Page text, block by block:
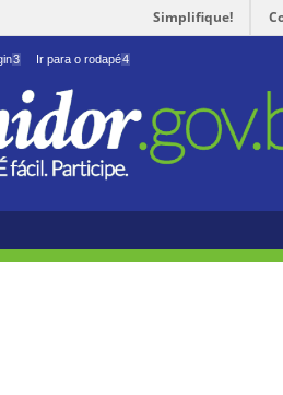
Simplifique!
3 Ir para o rodapé4